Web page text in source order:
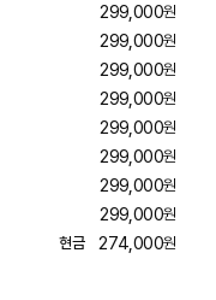
299,000원
299,000원
299,000원
299,000원
299,000원
299,000원
299,000원
299,000원
현금
274,000원